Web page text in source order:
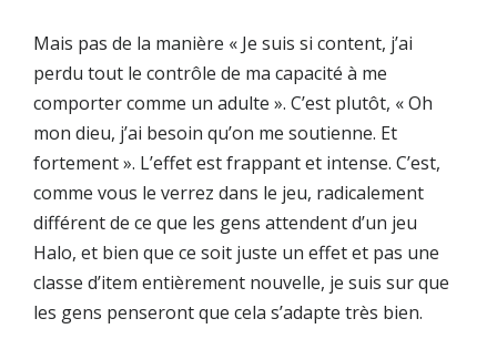
Mais pas de la manière « Je suis si content, j’ai
perdu tout le contrôle de ma capacité à me
comporter comme un adulte ». C’est plutôt, « Oh
mon dieu, j’ai besoin qu’on me soutienne. Et
fortement ». L’effet est frappant et intense. C’est,
comme vous le verrez dans le jeu, radicalement
différent de ce que les gens attendent d’un jeu
Halo, et bien que ce soit juste un effet et pas une
classe d’item entièrement nouvelle, je suis sur que
les gens penseront que cela s’adapte très bien.